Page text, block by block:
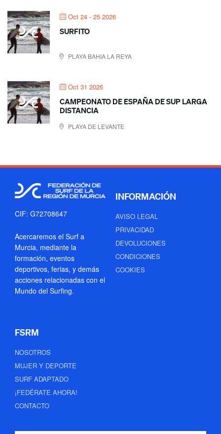
Oct 24 - 25 2026
SURFITO
PLAYA BAHIA LA REYA
Oct 31 2026
CAMPEONATO DE ESPAÑA DE SUP LARGA
DISTANCIA
PLAYA DE LEVANTE
CIF: G72708647
Acercaremos el Surf a
Murcia, mediante la
formación, eventos
deportivos, ferias, y demás
acciones relacionadas con el
Mundo del Surfing.
INFORMACIÓN
AVISO LEGAL
PRIVACIDAD
DEVOLUCIONES
CONDICIONES
COOKIES
FSRM
NOSOTROS
MUJER Y DEPORTE
SURF ADAPTADO
¡FEDÉRATE AHORA!
CONTACTO